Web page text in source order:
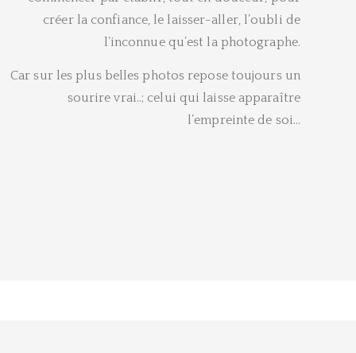
créer la confiance, le laisser-aller, l’oubli de
l’inconnue qu’est la photographe.
Car sur les plus belles photos repose toujours un
sourire vrai..; celui qui laisse apparaître
l’empreinte de soi…